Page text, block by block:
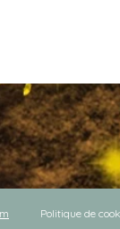
Politique de